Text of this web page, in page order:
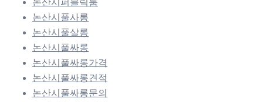
논산시풀사롱
논산시풀살롱
논산시풀싸롱
논산시풀싸롱가격
논산시풀싸롱견적
논산시풀싸롱문의